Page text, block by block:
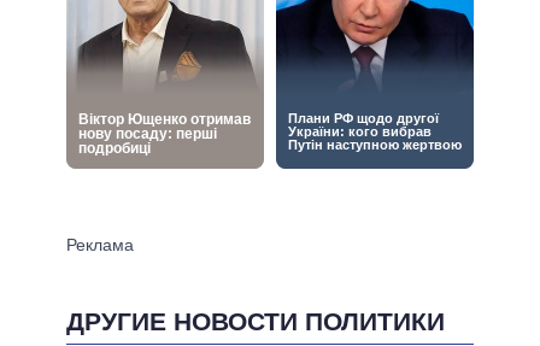
ДРУГИЕ НОВОСТИ ПОЛИТИКИ